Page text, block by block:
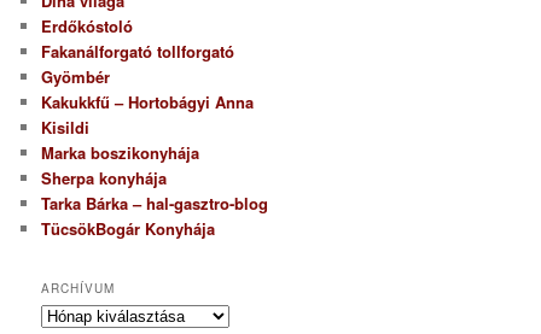
Erdőkóstoló
Fakanálforgató tollforgató
Gyömbér
Kakukkfű – Hortobágyi Anna
Kisildi
Marka boszikonyhája
Sherpa konyhája
Tarka Bárka – hal-gasztro-blog
TücsökBogár Konyhája
ARCHÍVUM
A